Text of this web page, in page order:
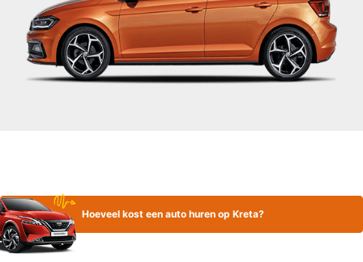
Hoeveel kost een auto huren op Kreta?